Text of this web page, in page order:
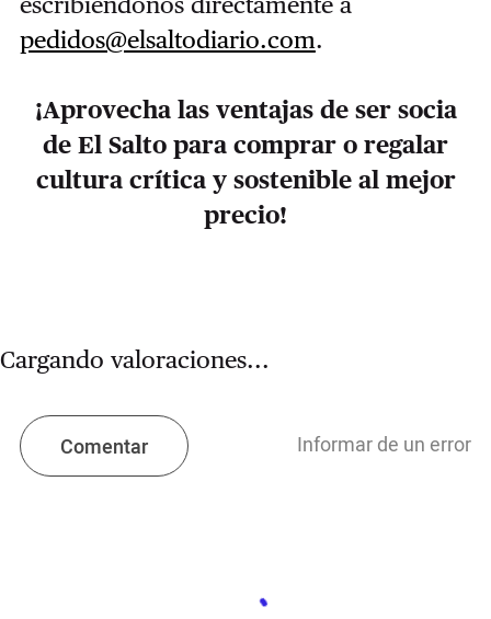
pedidos@elsaltodiario.com.
¡Aprovecha las ventajas de ser socia
de El Salto para comprar o regalar
cultura crítica y sostenible al mejor
precio!
Cargando valoraciones...
Comentar Informar de un error